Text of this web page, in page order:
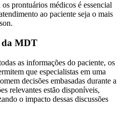
prontuários médicos é essencial
ao paciente seja o mais
da MDT
as informações do paciente, os
que especialistas em uma
decisões embasadas durante a
relevantes estão disponíveis,
o impacto dessas discussões